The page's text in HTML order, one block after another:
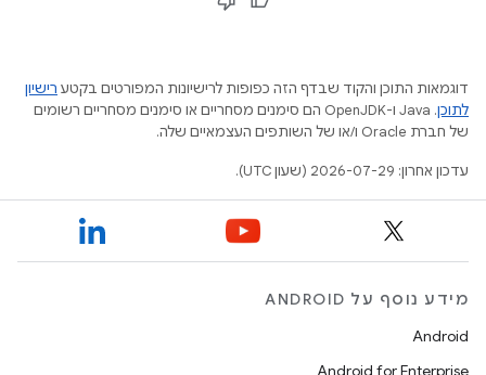
דוגמאות התוכן והקוד שבדף הזה כפופות לרישיונות המפורטים בקטע רישיון
לתוכן
.‏ Java ו-OpenJDK הם סימנים מסחריים או סימנים מסחריים רשומים
של חברת Oracle ו/או של השותפים העצמאיים שלה.
עדכון אחרון: 2026-07-29 (שעון UTC).
מידע נוסף על ANDROID
Android
Android for Enterprise